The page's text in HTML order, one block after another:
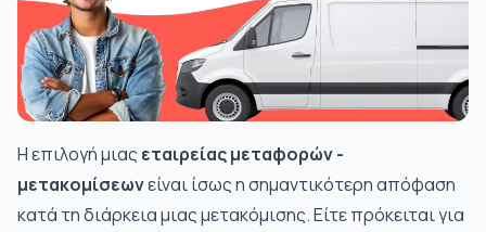
Η επιλογή μιας εταιρείας μεταφορών -
μετακομίσεωνείναι ίσως η σημαντικότερη απόφαση
κατά τη διάρκεια μιαςμετακόμισης. Είτε πρόκειται για